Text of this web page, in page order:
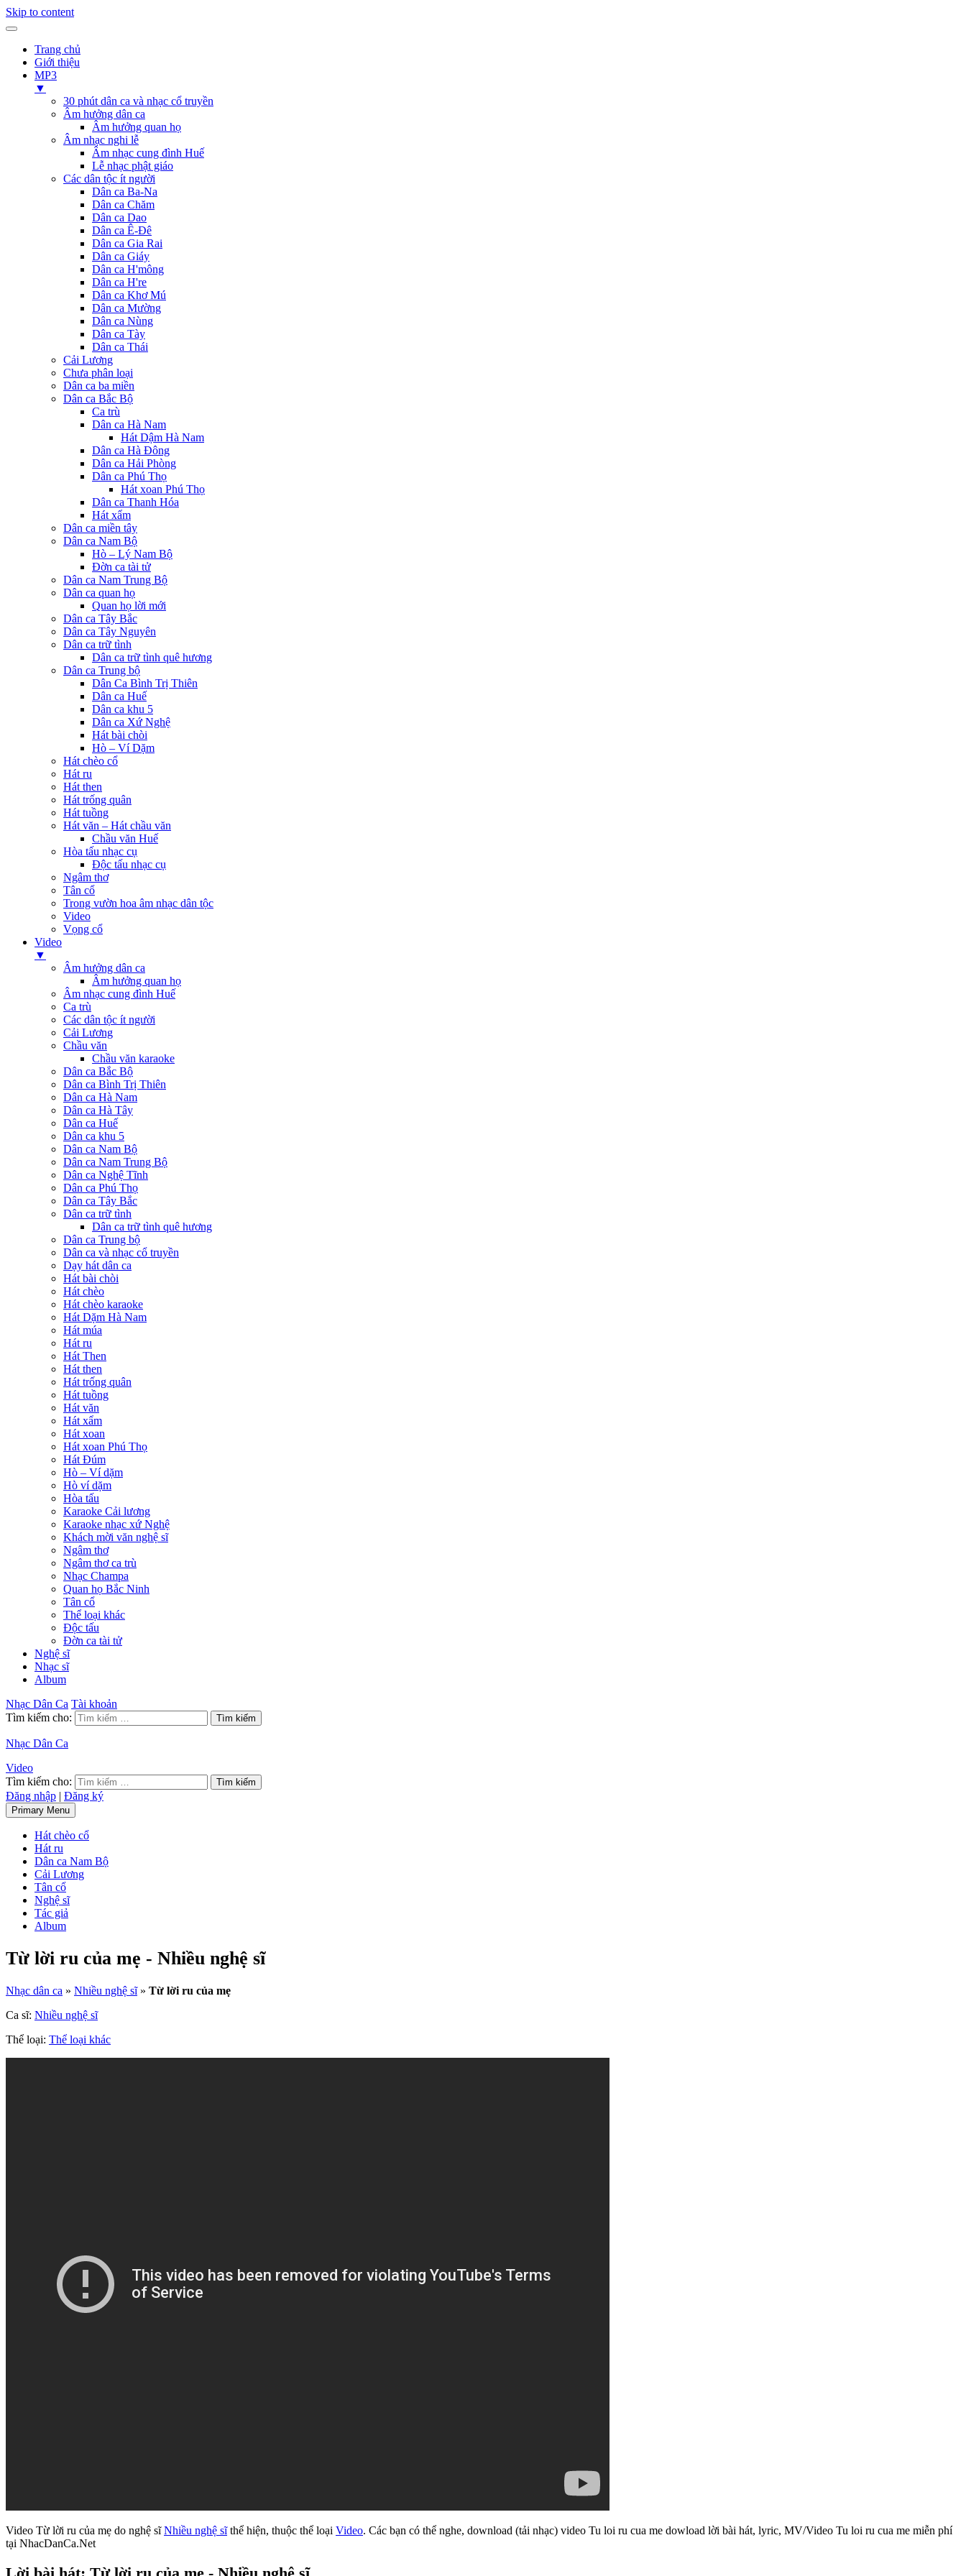
Skip to content
Trang chủ
Giới thiệu
MP3
▼
30 phút dân ca và nhạc cổ truyền
Âm hưởng dân ca
Âm hưởng quan họ
Âm nhạc nghi lễ
Âm nhạc cung đình Huế
Lễ nhạc phật giáo
Các dân tộc ít người
Dân ca Ba-Na
Dân ca Chăm
Dân ca Dao
Dân ca Ê-Đê
Dân ca Gia Rai
Dân ca Giáy
Dân ca H'mông
Dân ca H're
Dân ca Khơ Mú
Dân ca Mường
Dân ca Nùng
Dân ca Tày
Dân ca Thái
Cải Lương
Chưa phân loại
Dân ca ba miền
Dân ca Bắc Bộ
Ca trù
Dân ca Hà Nam
Hát Dậm Hà Nam
Dân ca Hà Đông
Dân ca Hải Phòng
Dân ca Phú Thọ
Hát xoan Phú Thọ
Dân ca Thanh Hóa
Hát xẩm
Dân ca miền tây
Dân ca Nam Bộ
Hò – Lý Nam Bộ
Đờn ca tài tử
Dân ca Nam Trung Bộ
Dân ca quan họ
Quan họ lời mới
Dân ca Tây Bắc
Dân ca Tây Nguyên
Dân ca trữ tình
Dân ca trữ tình quê hương
Dân ca Trung bộ
Dân Ca Bình Trị Thiên
Dân ca Huế
Dân ca khu 5
Dân ca Xứ Nghệ
Hát bài chòi
Hò – Ví Dặm
Hát chèo cổ
Hát ru
Hát then
Hát trống quân
Hát tuồng
Hát văn – Hát chầu văn
Chầu văn Huế
Hòa tấu nhạc cụ
Độc tấu nhạc cụ
Ngâm thơ
Tân cổ
Trong vườn hoa âm nhạc dân tộc
Video
Vọng cổ
Video
▼
Âm hưởng dân ca
Âm hưởng quan họ
Âm nhạc cung đình Huế
Ca trù
Các dân tộc ít người
Cải Lương
Chầu văn
Chầu văn karaoke
Dân ca Bắc Bộ
Dân ca Bình Trị Thiên
Dân ca Hà Nam
Dân ca Hà Tây
Dân ca Huế
Dân ca khu 5
Dân ca Nam Bộ
Dân ca Nam Trung Bộ
Dân ca Nghệ Tĩnh
Dân ca Phú Thọ
Dân ca Tây Bắc
Dân ca trữ tình
Dân ca trữ tình quê hương
Dân ca Trung bộ
Dân ca và nhạc cổ truyền
Dạy hát dân ca
Hát bài chòi
Hát chèo
Hát chèo karaoke
Hát Dặm Hà Nam
Hát múa
Hát ru
Hát Then
Hát then
Hát trống quân
Hát tuồng
Hát văn
Hát xẩm
Hát xoan
Hát xoan Phú Thọ
Hát Đúm
Hò – Ví dặm
Hò ví dặm
Hòa tấu
Karaoke Cải lương
Karaoke nhạc xứ Nghệ
Khách mời văn nghệ sĩ
Ngâm thơ
Ngâm thơ ca trù
Nhạc Champa
Quan họ Bắc Ninh
Tân cổ
Thể loại khác
Độc tấu
Đờn ca tài tử
Nghệ sĩ
Nhạc sĩ
Album
Nhạc Dân Ca Tài khoản
Tìm kiếm cho:
Nhạc Dân Ca
Video
Tìm kiếm cho:
Đăng nhập | Đăng ký
Primary Menu
Hát chèo cổ
Hát ru
Dân ca Nam Bộ
Cải Lương
Tân cổ
Nghệ sĩ
Tác giả
Album
Từ lời ru của mẹ - Nhiều nghệ sĩ
Nhạc dân ca » Nhiều nghệ sĩ» Từ lời ru của mẹ
Ca sĩ: Nhiều nghệ sĩ
Thể loại: Thể loại khác
Video Từ lời ru của mẹ do nghệ sĩNhiều nghệ sĩthể hiện, thuộc thể loại Video. Các bạn có thể nghe, download (tải nhạc) video Tu loi ru cua me dowload lời bài hát, lyric, MV/Video Tu loi ru cua me miễn phí
tại NhacDanCa.Net